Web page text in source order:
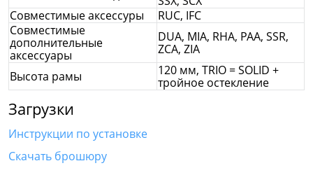
Совместимые аксессуры
RUC, IFC
Совместимые
дополнительные
аксессуары
DUA, MIA, RHA, PAA, SSR,
ZCA, ZIA
Высота рамы
120 мм, TRIO = SOLID +
тройное остекление
Загрузки
Инструкции по установке
Скачать брошюру